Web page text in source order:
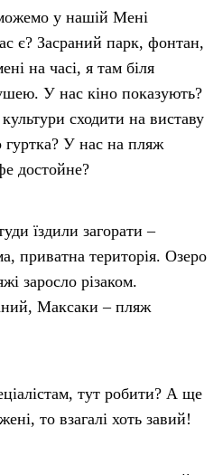
у нашій Мені
є? Засраний парк, фонтан,
на часі, я там біля
У нас кіно показують?
сходити на виставу
гуртка? У нас на пляж
достойне?
їздили загорати –
приватна територія. Озеро
заросло різаком.
Максаки – пляж
тут робити? А ще
то взагалі хоть завий!